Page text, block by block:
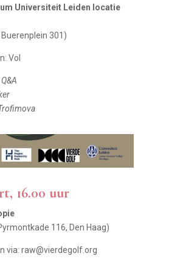
Universiteit Leiden locatie
301)
Vol
16.00 uur
116, Den Haag)
via: raw@vierdegolf.org